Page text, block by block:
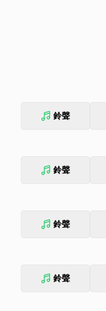
鈴聲
鈴聲
鈴聲
鈴聲